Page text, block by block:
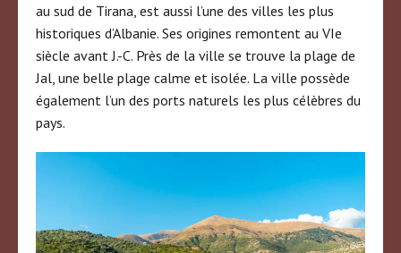
au sud de Tirana, est aussi l’une des villes les plus
historiques d’Albanie. Ses origines remontent au VIe
siècle avant J.-C. Près de la ville se trouve la plage de
Jal, une belle plage calme et isolée. La ville possède
également l’un des ports naturels les plus célèbres du
pays.